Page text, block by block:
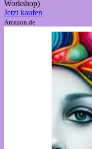
Workshop)
Jetzt kaufen
Amazon.de